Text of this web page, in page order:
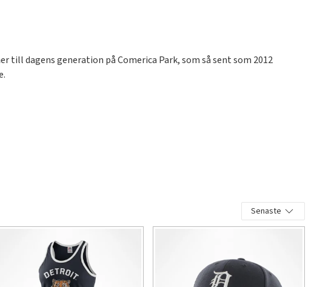
till dagens generation på Comerica Park, som så sent som 2012
Senaste